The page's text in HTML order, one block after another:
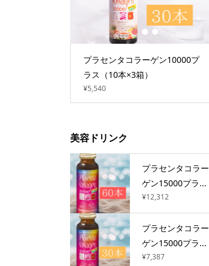
プラセンタコラーゲン10000プ
ラス（10本×3箱）
1 2 3
美容ドリンク
プラセンタコラー
ゲン15000プラ...
¥12,312
プラセンタコラー
ゲン15000プラ...
¥7,387